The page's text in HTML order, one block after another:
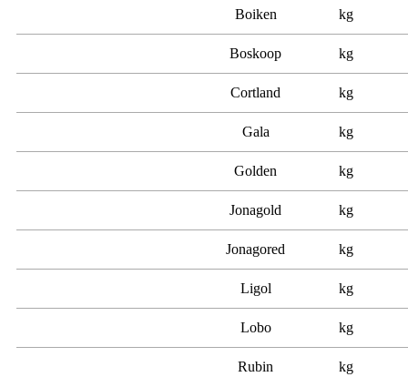
Boiken kg
Boskoop kg
Cortland kg
Gala kg
Golden kg
Jonagold kg
Jonagored kg
Ligol kg
Lobo kg
Rubin kg